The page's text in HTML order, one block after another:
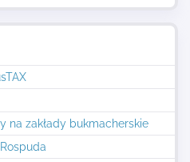
na zakłady bukmacherskie